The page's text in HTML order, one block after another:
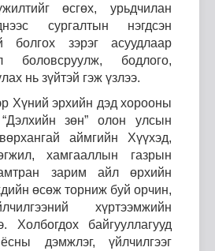
өсгөх, урьдчилан
сургалтын нэгдсэн
болгох зэрэг асуудлаар
боловсруулж, бодлого,
нь зүйтэй гэж үзлээ.
Хүний эрхийн дэд хорооны
“Дэлхийн зөн” олон улсын
аймгийн Хүүхэд,
хамгааллын газрын
зарим айл өрхийн
өсөж торниж буй орчин,
хүртээмжийн
Холбогдох байгууллагууд
дэмжлэг, үйлчилгээг